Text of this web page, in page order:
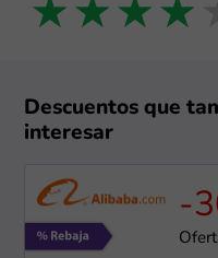
3
2 stars
1 star
Descuentos que
interesar
-